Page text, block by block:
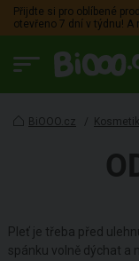
Přijdte si pro oblíbené
otevřeno 7 dní v týdnu!
BiOOO.cz /
Pleť je třeba před
spánku volně dýchat a